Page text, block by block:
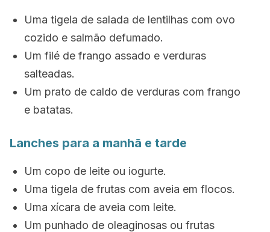
Uma tigela de salada de lentilhas com ovo
cozido e salmão defumado.
Um filé de frango assado e verduras
salteadas.
Um prato de caldo de verduras com frango
e batatas.
Lanches para a manhã e tarde
Um copo de leite ou iogurte.
Uma tigela de frutas com aveia em flocos.
Uma xícara de aveia com leite.
Um punhado de oleaginosas ou frutas